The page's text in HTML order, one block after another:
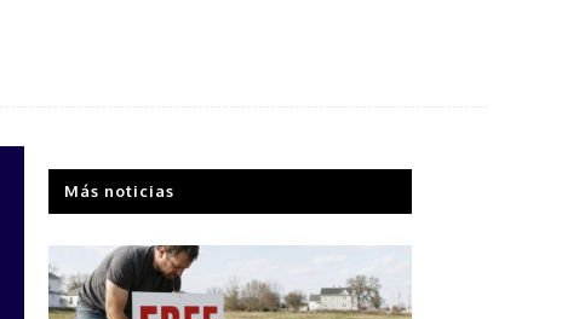
Más noticias